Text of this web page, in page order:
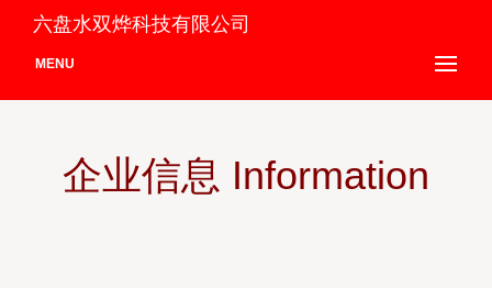
六盘水双烨科技有限公司
MENU
企业信息 Information